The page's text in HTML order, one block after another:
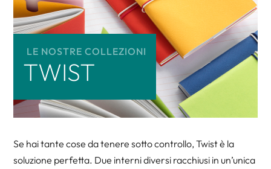
LE NOSTRE COLLEZIONI
TWIST
Se hai tante cose da tenere sotto controllo, Twist è la
soluzione perfetta. Due interni diversi racchiusi in un’unica